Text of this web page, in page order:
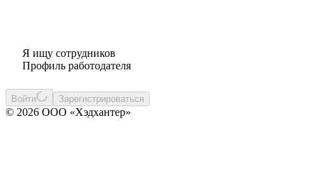
Я ищу сотрудников
Профиль работодателя
Войти Зарегистрироваться
© 2026 ООО «Хэдхантер»